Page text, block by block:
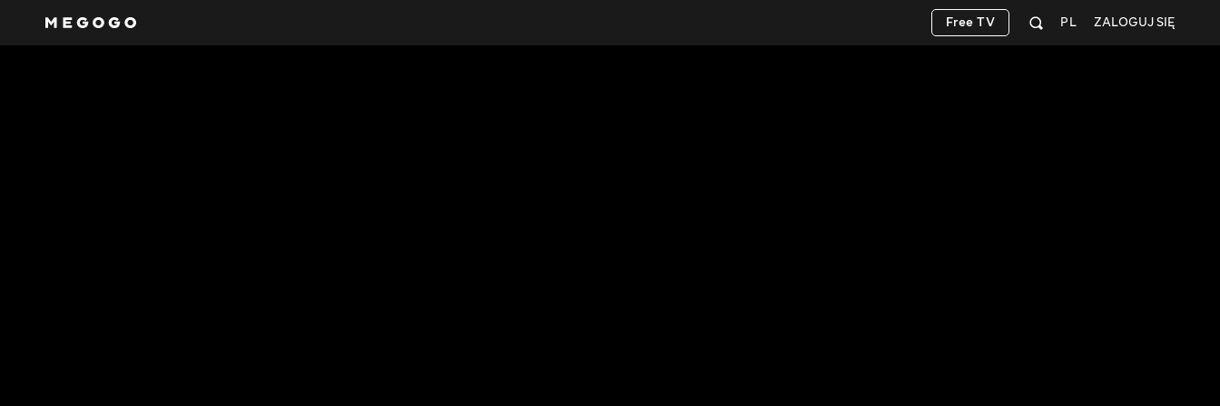
ZALOGUJ SIĘ
PL
Free TV